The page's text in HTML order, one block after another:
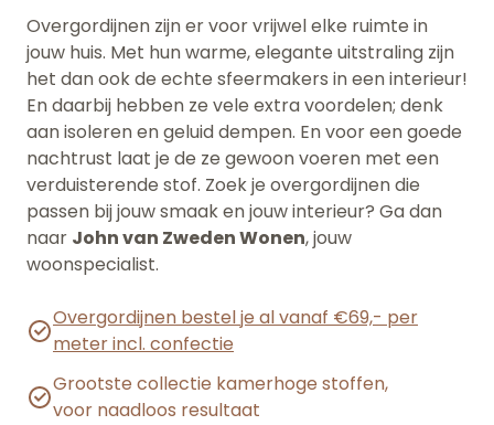
Overgordijnen zijn er voor vrijwel elke ruimte in
jouw huis. Met hun warme, elegante uitstraling zijn
het dan ook de echte sfeermakers in een interieur!
En daarbij hebben ze vele extra voordelen; denk
aan isoleren en geluid dempen. En voor een goede
nachtrust laat je de ze gewoon voeren met een
verduisterende stof. Zoek je overgordijnen die
passen bij jouw smaak en jouw interieur? Ga dan
naar John van Zweden Wonen, jouw
woonspecialist.
Overgordijnen bestel je al vanaf €69,- per
meter incl. confectie
Grootste collectie kamerhoge stoffen,
voor naadloos resultaat